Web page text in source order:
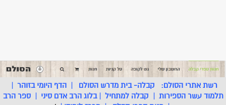
רשת אתרי הסולם: קבלה- בית מדרש הסולם |הדף היומי בזוהר |
תלמוד עשר הספירות | קבלה למתחיל |בלוג הרב אדם סיני |ספר הרב